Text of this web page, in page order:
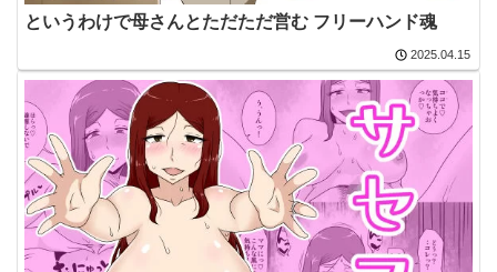
というわけで母さんとただただ営む フリーハンド魂
2025.04.15